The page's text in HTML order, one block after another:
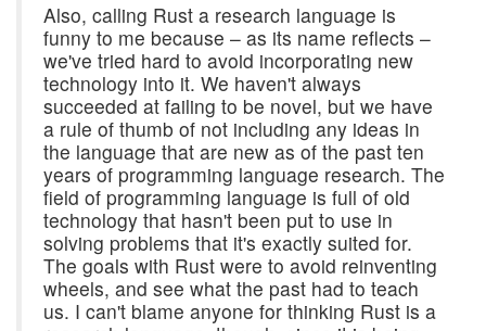
Also, calling Rust a research language is
funny to me because – as its name reflects –
we've tried hard to avoid incorporating new
technology into it. We haven't always
succeeded at failing to be novel, but we have
a rule of thumb of not including any ideas in
the language that are new as of the past ten
years of programming language research. The
field of programming language is full of old
technology that hasn't been put to use in
solving problems that it's exactly suited for.
The goals with Rust were to avoid reinventing
wheels, and see what the past had to teach
us. I can't blame anyone for thinking Rust is a